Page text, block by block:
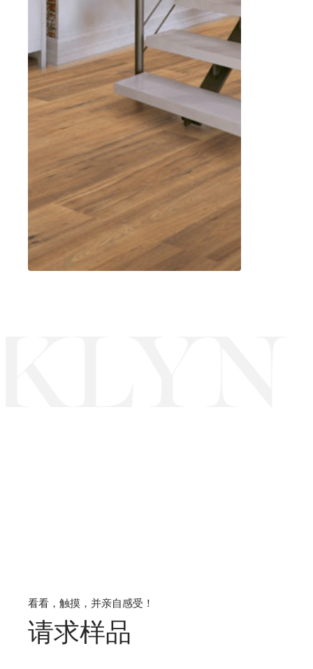
看看，触摸，并亲自感受！
请求样品